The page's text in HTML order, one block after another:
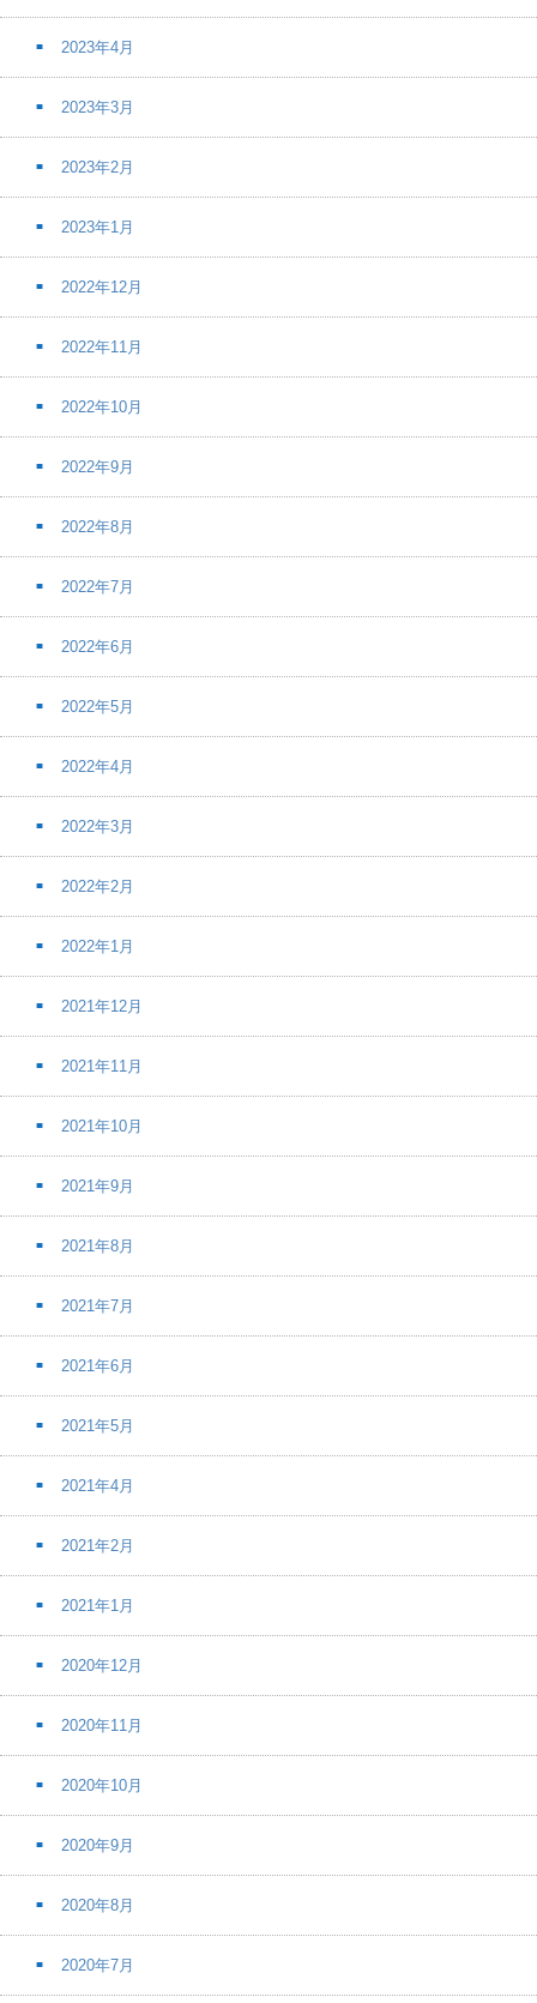
2023年4月
2023年3月
2023年2月
2023年1月
2022年12月
2022年11月
2022年10月
2022年9月
2022年8月
2022年7月
2022年6月
2022年5月
2022年4月
2022年3月
2022年2月
2022年1月
2021年12月
2021年11月
2021年10月
2021年9月
2021年8月
2021年7月
2021年6月
2021年5月
2021年4月
2021年2月
2021年1月
2020年12月
2020年11月
2020年10月
2020年9月
2020年8月
2020年7月